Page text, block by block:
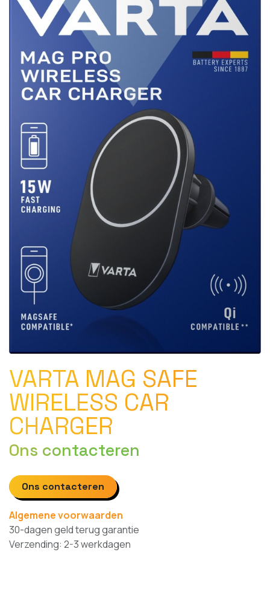
VARTA MAG SAFE
WIRELESS CAR
CHARGER
Ons contacteren
Ons contacteren
Algemene voorwaarden
30-dagen geld terug garantie
Verzending: 2-3 werkdagen